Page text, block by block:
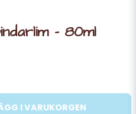
- 80ml
I VARUKORGEN